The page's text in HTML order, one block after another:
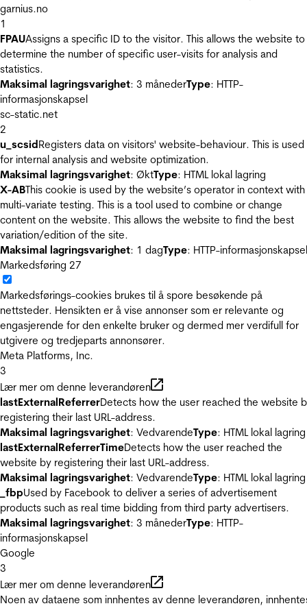
garnius.no
1
FPAUAssigns a specific ID to the visitor. This allows the website to
determine the number of specific user-visits for analysis and
statistics.
Maksimal lagringsvarighet: 3 månederType: HTTP-
informasjonskapsel
sc-static.net
2
u_scsidRegisters data on visitors' website-behaviour. This is used
for internal analysis and website optimization.
Maksimal lagringsvarighet: ØktType: HTML lokal lagring
X-ABThis cookie is used by the website’s operator in context with
multi-variate testing. This is a tool used to combine or change
content on the website. This allows the website to find the best
variation/edition of the site.
Maksimal lagringsvarighet: 1 dagType: HTTP-informasjonskapsel
Markedsføring 27
Markedsførings-cookies brukes til å spore besøkende på
nettsteder. Hensikten er å vise annonser som er relevante og
engasjerende for den enkelte bruker og dermed mer verdifull for
utgivere og tredjeparts annonsører.
Meta Platforms, Inc.
3
Lær mer om denne leverandøren
lastExternalReferrerDetects how the user reached the website
registering their last URL-address.
Maksimal lagringsvarighet: VedvarendeType: HTML lokal lagring
lastExternalReferrerTimeDetects how the user reached the
website by registering their last URL-address.
Maksimal lagringsvarighet: VedvarendeType: HTML lokal lagring
_fbpUsed by Facebook to deliver a series of advertisement
products such as real time bidding from third party advertisers.
Maksimal lagringsvarighet: 3 månederType: HTTP-
informasjonskapsel
Google
3
Lær mer om denne leverandøren
Noen av dataene som innhentes av denne leverandøren,